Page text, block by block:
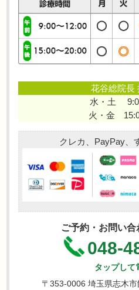
花谷総院長
水・土
火・金
クレカ、PayPay、
ご予約・お問い
048-
タップして
〒353-0006 埼玉県志木